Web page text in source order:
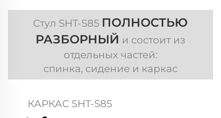
Стул SHT-S85 ПОЛНОСТЬЮ
РАЗБОРНЫЙ и состоит из
отдельных частей:
спинка, сидение и каркас
КАРКАС SHT-S85